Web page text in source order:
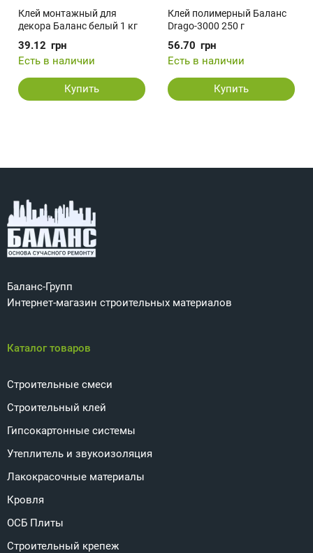
Клей монтажный для
декора Баланс белый 1 кг
39.12 грн
Есть в наличии
Купить
Клей полимерный Баланс
Drago-3000 250 г
56.70 грн
Есть в наличии
Купить
Баланс-Групп
Интернет-магазин строительных материалов
Каталог товаров
Строительные смеси
Строительный клей
Гипсокартонные системы
Утеплитель и звукоизоляция
Лакокрасочные материалы
Кровля
ОСБ Плиты
Строительный крепеж